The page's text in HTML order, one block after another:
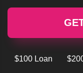
$100 Loan